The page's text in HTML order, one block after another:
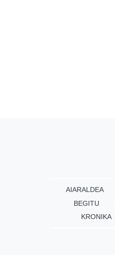
AIARALDEA
BEGITU
KRONIKA